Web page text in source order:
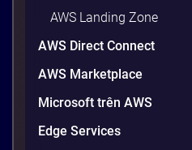
AWS Landing Zone
AWS Direct Connect
AWS Marketplace
Microsoft trên AWS
Edge Services